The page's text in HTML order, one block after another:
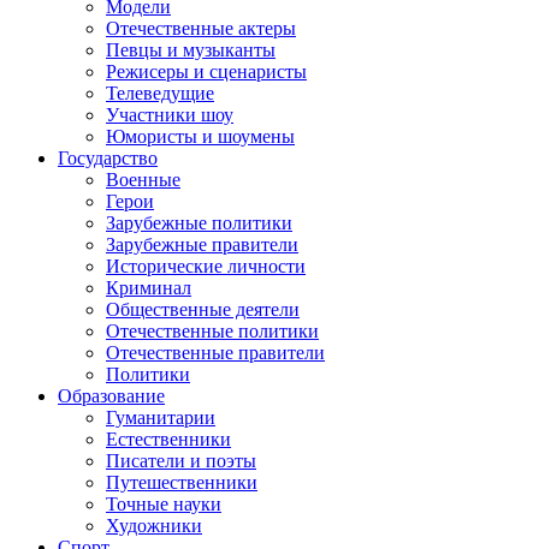
Модели
Отечественные актеры
Певцы и музыканты
Режисеры и сценаристы
Телеведущие
Участники шоу
Юмористы и шоумены
Государство
Военные
Герои
Зарубежные политики
Зарубежные правители
Исторические личности
Криминал
Общественные деятели
Отечественные политики
Отечественные правители
Политики
Образование
Гуманитарии
Естественники
Писатели и поэты
Путешественники
Точные науки
Художники